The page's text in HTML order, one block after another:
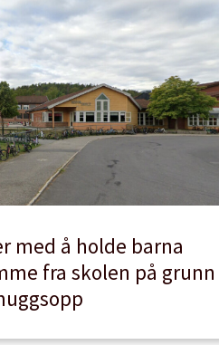
med å holde barna
fra skolen på grunn